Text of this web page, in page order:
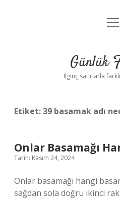
Yasal
Günlük
İlginç satırlarla
Etiket:39 basamak adı
Onlar Basamağı
Tarih: Kasım 24, 2024
Onlar basamağı hangi
sağdan sola doğru ikinci